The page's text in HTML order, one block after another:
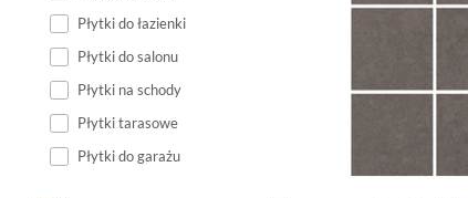
Płytki do łazienki
Płytki do salonu
Płytki na schody
Płytki tarasowe
Płytki do garażu